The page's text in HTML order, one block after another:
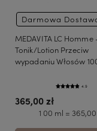
Darmowa
MEDAVITA LC Homme
Tonik/Lotion Przeciw
wypadaniu Włosów
4.9
365,00 zł
1 00 ml = 365,00